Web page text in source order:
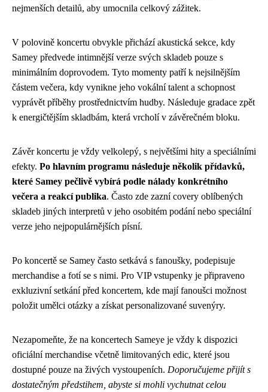
nejmenších detailů, aby umocnila celkový zážitek.
V polovině koncertu obvykle přichází akustická sekce, kdy
Samey předvede intimnější verze svých skladeb pouze s
minimálním doprovodem. Tyto momenty patří k nejsilnějším
částem večera, kdy vynikne jeho vokální talent a schopnost
vyprávět příběhy prostřednictvím hudby. Následuje gradace zpět
k energičtějším skladbám, která vrcholí v závěrečném bloku.
Závěr koncertu je vždy velkolepý, s největšími hity a speciálními
efekty. Po hlavním programu následuje několik přídavků,
které Samey pečlivě vybírá podle nálady konkrétního
večera a reakcí publika. Často zde zazní covery oblíbených
skladeb jiných interpretů v jeho osobitém podání nebo speciální
verze jeho nejpopulárnějších písní.
Po koncertě se Samey často setkává s fanoušky, podepisuje
merchandise a fotí se s nimi. Pro VIP vstupenky je připraveno
exkluzivní setkání před koncertem, kde mají fanoušci možnost
položit umělci otázky a získat personalizované suvenýry.
Nezapomeňte, že na koncertech Sameye je vždy k dispozici
oficiální merchandise včetně limitovaných edic, které jsou
dostupné pouze na živých vystoupeních. Doporučujeme přijít s
dostatečným předstihem, abyste si mohli vychutnat celou